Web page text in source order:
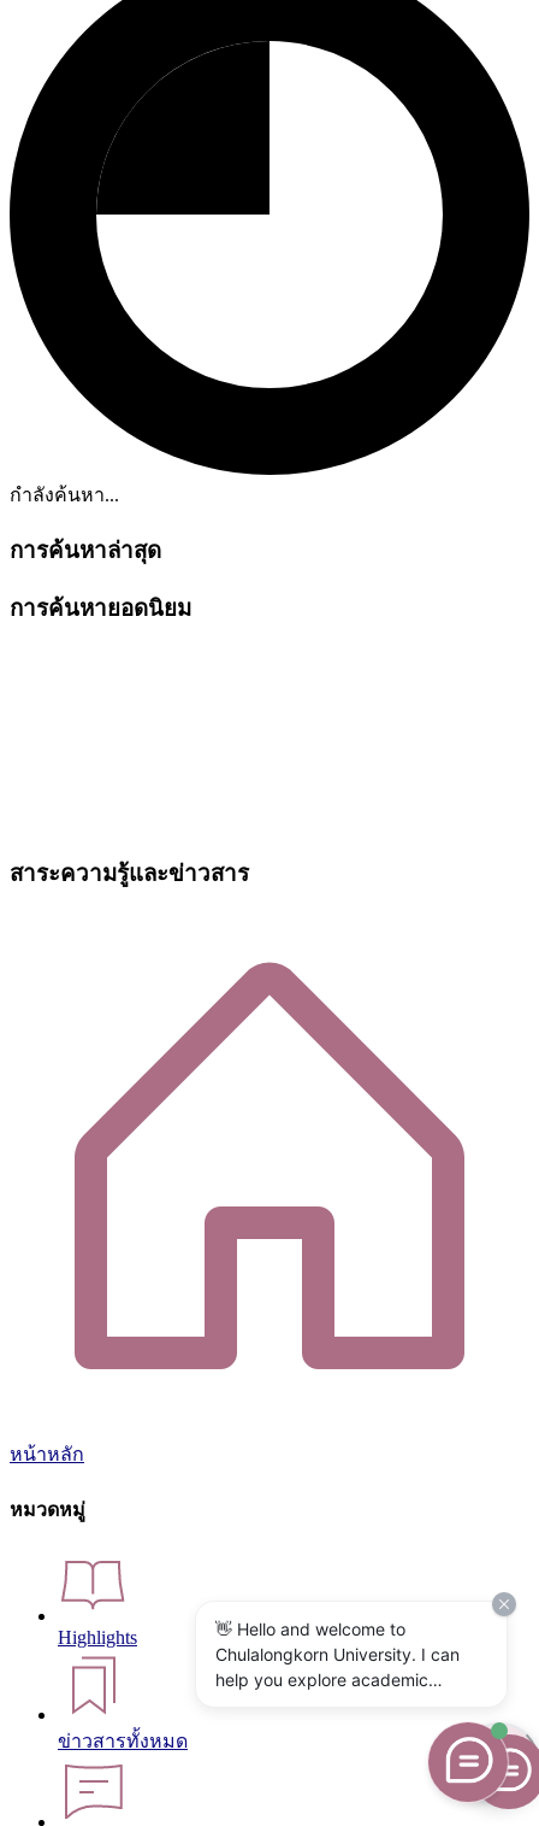
กำลังค้นหา...
การค้นหาล่าสุด
การค้นหายอดนิยม
สาระความรู้และข่าวสาร
หน้าหลัก
หมวดหมู่
Highlights
ข่าวสารทั้งหมด
👋 Hello and welcome to
Chulalongkorn University. I can
help you explore academic